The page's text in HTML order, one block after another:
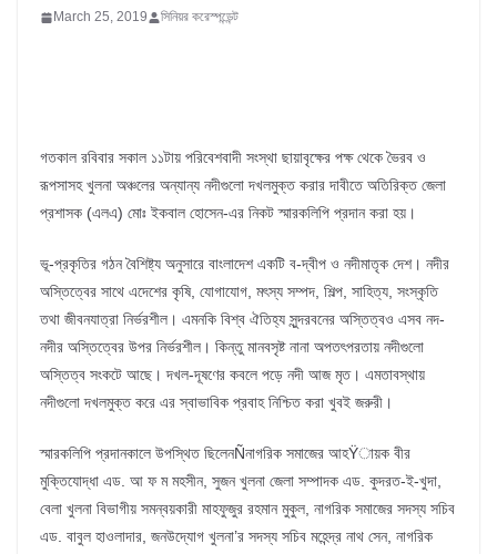
March 25, 2019 সিনিয়র করেস্পন্ডেন্ট
গতকাল রবিবার সকাল ১১টায় পরিবেশবাদী সংস্থা ছায়াবৃক্ষের পক্ষ থেকে ভৈরব ও
রূপসাসহ খুলনা অঞ্চলের অন্যান্য নদীগুলো দখলমুক্ত করার দাবীতে অতিরিক্ত জেলা
প্রশাসক (এলএ) মোঃ ইকবাল হোসেন-এর নিকট স্মারকলিপি প্রদান করা হয়।
ভূ-প্রকৃতির গঠন বৈশিষ্ট্য অনুসারে বাংলাদেশ একটি ব-দ্বীপ ও নদীমাতৃক দেশ। নদীর
অস্তিত্বের সাথে এদেশের কৃষি, যোগাযোগ, মৎস্য সম্পদ, শিল্প, সাহিত্য, সংস্কৃতি
তথা জীবনযাত্রা নির্ভরশীল। এমনকি বিশ্ব ঐতিহ্য সুন্দরবনের অস্তিত্বও এসব নদ-
নদীর অস্তিত্বের উপর নির্ভরশীল। কিন্তু মানবসৃষ্ট নানা অপতৎপরতায় নদীগুলো
অস্তিত্ব সংকটে আছে। দখল-দূষণের কবলে পড়ে নদী আজ মৃত। এমতাবস্থায়
নদীগুলো দখলমুক্ত করে এর স্বাভাবিক প্রবাহ নিশ্চিত করা খুবই জরুরী।
স্মারকলিপি প্রদানকালে উপস্থিত ছিলেনÑনাগরিক সমাজের আহŸায়ক বীর
মুক্তিযোদ্ধা এড. আ ফ ম মহসীন, সুজন খুলনা জেলা সম্পাদক এড. কুদরত-ই-খুদা,
বেলা খুলনা বিভাগীয় সমন্বয়কারী মাহফুজুর রহমান মুকুল, নাগরিক সমাজের সদস্য সচিব
এড. বাবুল হাওলাদার, জনউদ্যোগ খুলনা’র সদস্য সচিব মহেন্দ্র নাথ সেন, নাগরিক